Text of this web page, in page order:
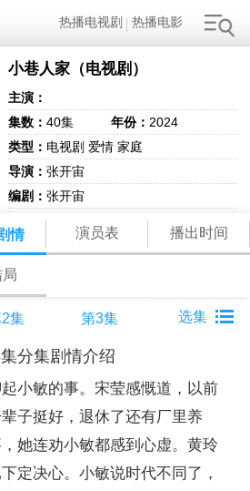
热播电视剧 热播电影
小巷人家（电视剧）
主演：
集数：40集 年份： 2024
类型： 电视剧 爱情 家庭
导演：张开宙
编剧：张开宙
情 演员表 播出时间
集 第3集
分集剧情介绍
小敏的事。宋莹感慨道，以前
子挺好，退休了还有厂里养
她连劝小敏都感到心虚。黄玲
定决心。小敏说时代不同了，